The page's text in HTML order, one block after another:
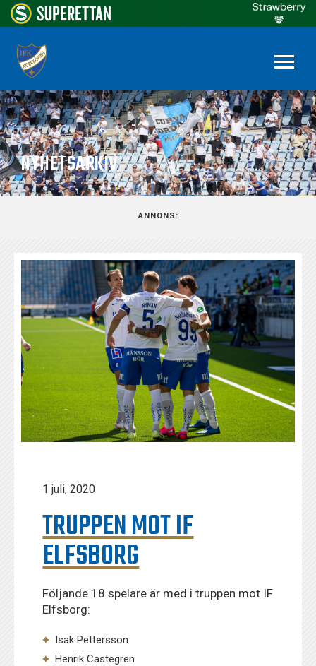
NYHETSARKIV
ANNONS:
1 juli, 2020
TRUPPEN MOT IF
ELFSBORG
Följande 18 spelare är med i truppen mot IF
Elfsborg:
Isak Pettersson
Henrik Castegren